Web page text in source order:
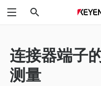
菜单
连接器端子
测量